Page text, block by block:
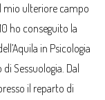
mio ulteriore campo
ho conseguito la
in Psicologia
Sessuologia. Dal
il reparto di